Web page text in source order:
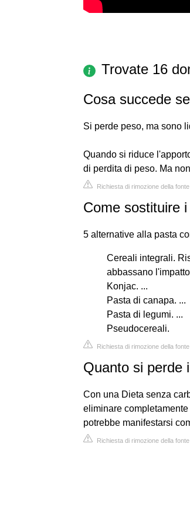
Trovate 16
Cosa succede
Si perde peso, ma sono
Quando si riduce
di perdita di peso. Ma
Richiesta di rimozione della fonte
Come sostituire
5 alternative alla pasta
Cereali integrali.
abbassano
Konjac. ...
Pasta di canapa. ...
Pasta di legumi. ...
Pseudocereali.
Richiesta di rimozione della fonte
Quanto si perde
Con una Dieta senza
eliminare
potrebbe manifestarsi
Richiesta di rimozione della fonte